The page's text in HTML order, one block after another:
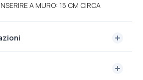
A MURO: 15 CM CIRCA